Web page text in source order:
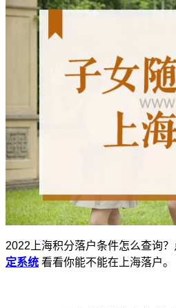
2022上海积分落户条件怎么查询？
定系统 看看你能不能在上海落户。